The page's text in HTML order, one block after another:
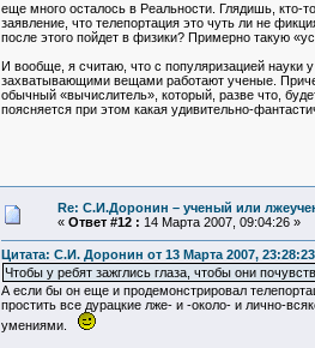
еще много осталось в Реальности. Глядишь,
заявление, что телепортация это чуть ли не
после этого пойдет в физики? Примерно такую
И вообще, я считаю, что с популяризацией науки
захватывающими вещами работают ученые.
обычный «вычислитель», который, разве что,
поясняется при этом какая удивительно-
Re: С.И.Доронин – ученый или
« Ответ #12 : 14 Марта 2007, 09:04:26 »
Цитата: С.И. Доронин от 13 Марта 2007, 23:28:23
Чтобы у ребят зажглись глаза, чтобы они
А если бы он еще и продемонстрировал
простить все дурацкие лже- и -около- и лично-
умениями.